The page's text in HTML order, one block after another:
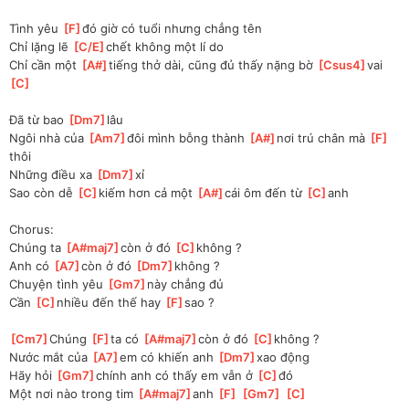
Tình yêu [F ]
đó giờ có tuổi nhưng chẳng tên
Chỉ lặng lẽ [C/E ]
chết không một lí do
Chỉ cần một [A# ]tiếng thở dài, cũng đủ thấy nặng bờ [Csus4 ]
vai
C
Đã từ bao [Dm7 ]lâu
Ngôi nhà của [Am7 ]
đôi mình bỗng thành [A# ]nơi trú chân mà [F
thôi
Những điều xa [Dm7 ]
xỉ
Sao còn dễ [C ]kiếm hơn cả một [A# ]
cái ôm đến từ [C ]
anh
Chorus:
Chúng ta [A#maj7 ]
còn ở đó [C ]không ?
Anh có [A7 ]
còn ở đó [Dm7 ]không ?
Chuyện tình yêu [Gm7 ]này chẳng đủ
Cần [C ]nhiều đến thế hay [F ]
sao ?
[Cm7 ]
Chúng [F ]ta có [A#maj7 ]
còn ở đó [C ]không ?
Nước mắt của [A7 ]
em có khiến anh [Dm7 ]
xao động
Hãy hỏi [Gm7 ]
chính anh có thấy em vẫn ở [C ]
đó
Một nơi nào trong tim [A#maj7 ]
anh [F [Gm7 [C